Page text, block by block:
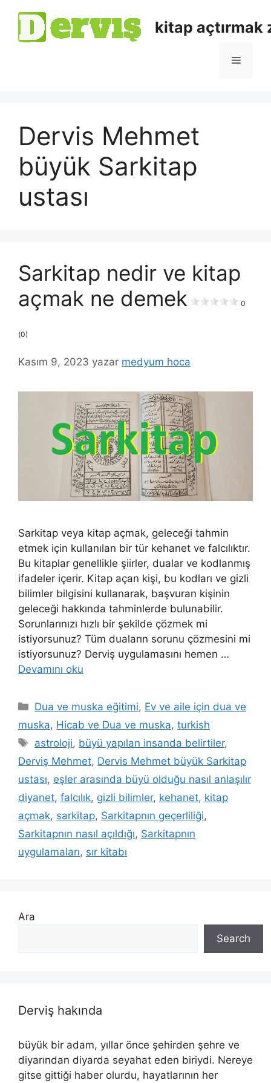
kitap açtırmak
Dervis Mehmet
büyük Sarkitap
ustası
Sarkitap nedir ve kitap
açmak ne demek
0
(0)
Kasım 9, 2023 yazar medyum hoca
Sarkitap veya kitap açmak, geleceği tahmin
etmek için kullanılan bir tür kehanet ve falcılıktır.
Bu kitaplar genellikle şiirler, dualar ve kodlanmış
ifadeler içerir. Kitap açan kişi, bu kodları ve gizli
bilimler bilgisini kullanarak, başvuran kişinin
geleceği hakkında tahminlerde bulunabilir.
Sorunlarınızı hızlı bir şekilde çözmek mi
istiyorsunuz? Tüm duaların sorunu çözmesini mi
istiyorsunuz? Derviş uygulamasını hemen …
Devamını oku
Dua ve muska eğitimi, Ev ve aile için dua ve
muska, Hicab ve Dua ve muska, turkish
astroloji, büyü yapılan insanda belirtiler,
Derviş Mehmet, Dervis Mehmet büyük Sarkitap
ustası, eşler arasında büyü olduğu nasıl anlaşılır
diyanet, falcılık, gizli bilimler, kehanet, kitap
açmak, sarkitap, Sarkitapnın geçerliliği,
Sarkitapnın nasıl açıldığı, Sarkitapnın
uygulamaları, sır kitabı
Ara
Search
Derviş hakında
büyük bir adam, yıllar önce şehirden şehre ve
diyarından diyarda seyahat eden biriydi. Nereye
gitse gittiği haber olurdu, hayatlarının her